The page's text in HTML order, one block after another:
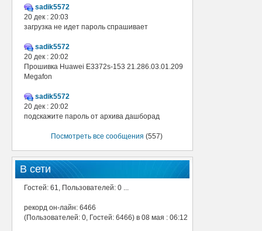
sadik5572
20 дек : 20:03
загрузка не идет пароль спрашивает
sadik5572
20 дек : 20:02
Прошивка Huawei E3372s-153 21.286.03.01.209
Megafon
sadik5572
20 дек : 20:02
подскажите пароль от архива дашборад
Посмотреть все сообщения (557)
В сети
Гостей: 61, Пользователей: 0 ...
рекорд он-лайн: 6466
(Пользователей: 0, Гостей: 6466) в 08 мая : 06:12